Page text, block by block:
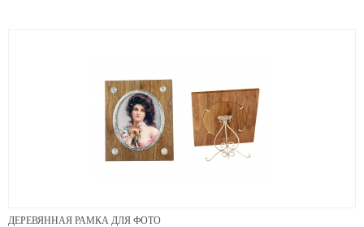
ДЕРЕВЯННАЯ РАМКА ДЛЯ ФОТО